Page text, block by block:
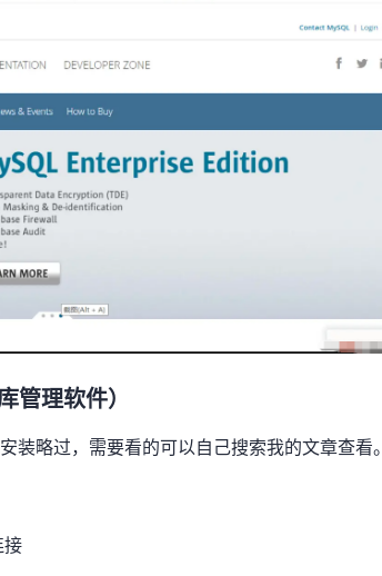
理软件）
装略过，需要看的可以自己搜索我的文章查看。
接